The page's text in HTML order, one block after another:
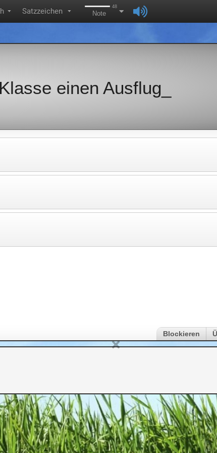
▼ Satzzeichen ▼
48
Note
einen Ausflug_
Blockieren